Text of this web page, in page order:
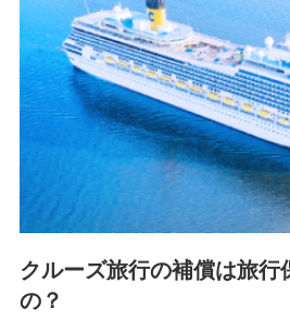
クルーズ旅行の補償は旅行
の？